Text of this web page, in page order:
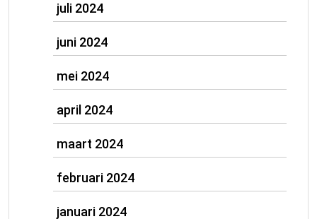
juli 2024
juni 2024
mei 2024
april 2024
maart 2024
februari 2024
januari 2024